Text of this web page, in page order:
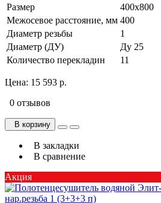
Размер
400х800
Межосевое расстояние, мм 400
Диаметр резьбы
1
Диаметр (ДУ)
Ду 25
Количество перекладин
11
Цена: 15 593 р.
0 отзывов
В корзину
В закладки
В сравнение
Акция